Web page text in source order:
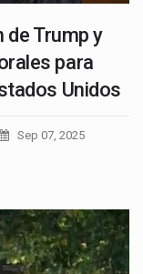
Trump y
para
Unidos
Sep 07, 2025